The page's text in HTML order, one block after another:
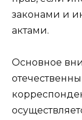
законами и
актами.
Основное